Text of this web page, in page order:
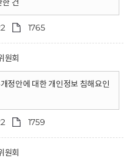
건
1765
원회
정안에 대한 개인정보 침해요인
1759
원회